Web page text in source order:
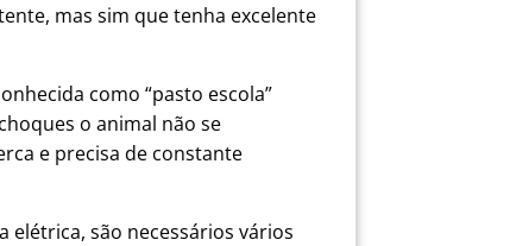
mas sim que tenha excelente
como “pasto escola”
o animal não se
e precisa de constante
elétrica, são necessários vários